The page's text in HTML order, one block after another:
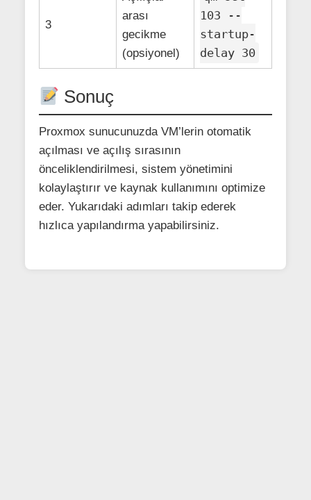
3
arası
gecikme
(opsiyonel)
103 --
startup-
delay 30
Sonuç
Proxmox sunucunuzda VM’lerin otomatik
açılması ve açılış sırasının
önceliklendirilmesi, sistem yönetimini
kolaylaştırır ve kaynak kullanımını optimize
eder. Yukarıdaki adımları takip ederek
hızlıca yapılandırma yapabilirsiniz.